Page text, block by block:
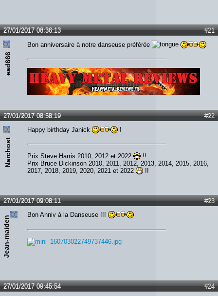
#21
27/01/2017 08:36:13
ead666
Bon anniversaire à notre danseuse préférée
#22
27/01/2017 08:58:19
Narchost
Happy birthday Janick !
Prix Steve Harris 2010, 2012 et 2022
!!
Prix Bruce Dickinson 2010, 2011, 2012, 2013, 2014, 2015, 2016,
2017, 2018, 2019, 2020, 2021 et 2022
!!
#23
27/01/2017 09:08:11
Jean-maiden
Bon Anniv à la Danseuse !!!
#24
27/01/2017 09:45:54